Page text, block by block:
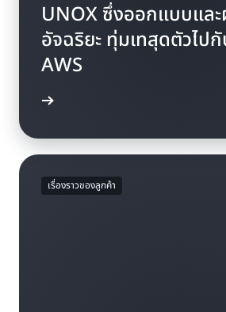
UNOX ซึ่งออกแบบแล
อัจฉริยะ ทุ่มเทสุดตัวไปกั
AWS
เรื่องราวของลูกค้า